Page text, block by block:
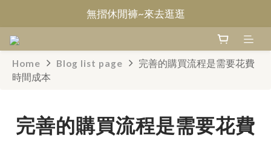
Welcome~甄褲
無摺休閒褲~來去逛逛
Home Blog list page
完善的購買流程是需要花費
時間成本
完善的購買流程是需要花費